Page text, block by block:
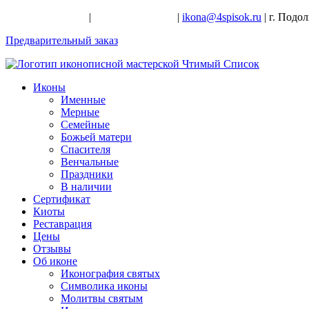
| | ikona@4spisok.ru | г.
Предварительный заказ
Иконы
Именные
Мерные
Семейные
Божьей матери
Спасителя
Венчальные
Праздники
В наличии
Сертификат
Киоты
Реставрация
Цены
Отзывы
Об иконе
Иконография святых
Символика иконы
Молитвы святым